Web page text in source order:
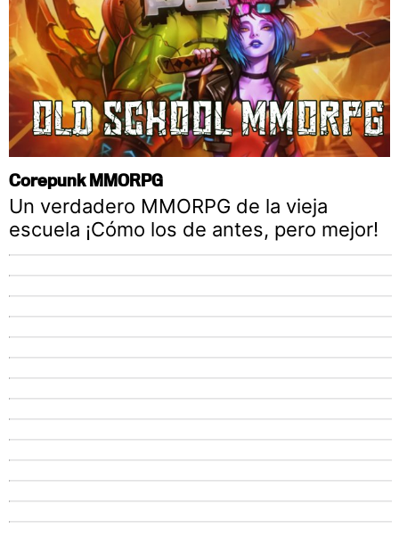
Corepunk MMORPG
Un verdadero MMORPG de la vieja
escuela ¡Cómo los de antes, pero mejor!